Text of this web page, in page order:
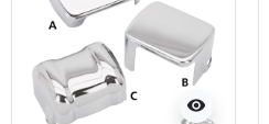
visibility